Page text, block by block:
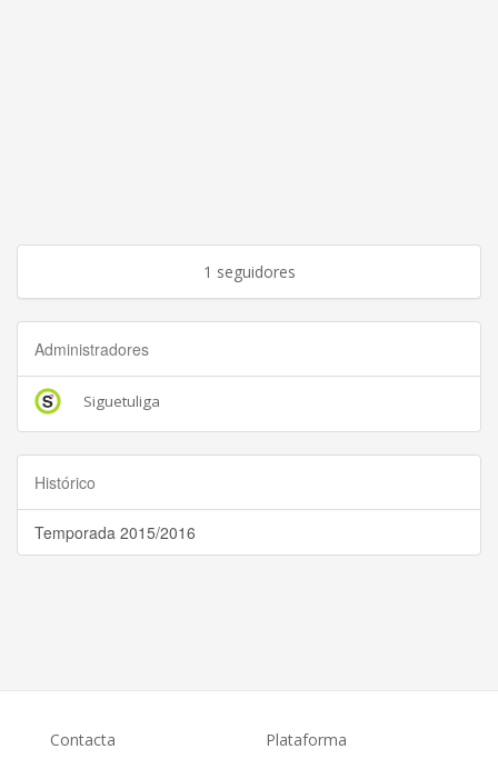
1 seguidores
Administradores
Siguetuliga
Histórico
Temporada 2015/2016
Contacta Plataforma